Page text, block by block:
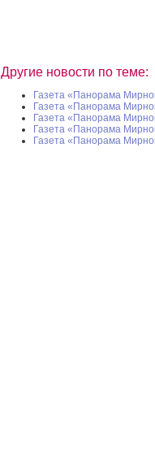
Другие новости по теме:
Газета «Панорама
Газета «Панорама
Газета «Панорама
Газета «Панорама
Газета «Панорама